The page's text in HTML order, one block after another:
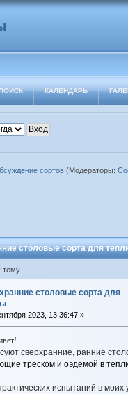
КАЛЕНДАРЬ
сортов(Модераторы:
столовые сорта для
тему.
столовые сорта для
2023, 13:36:47 »
сверхранние, ранние
треском и оэдемой в
испытаний в